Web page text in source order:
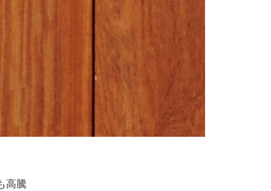
高騰